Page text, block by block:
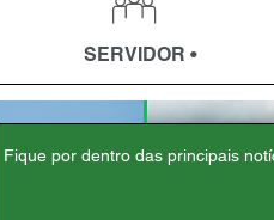
SERVIDOR •
Fique por dentro das principais